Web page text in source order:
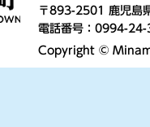
〒893-2501 鹿児島
電話番号：0994-
Copyright ©